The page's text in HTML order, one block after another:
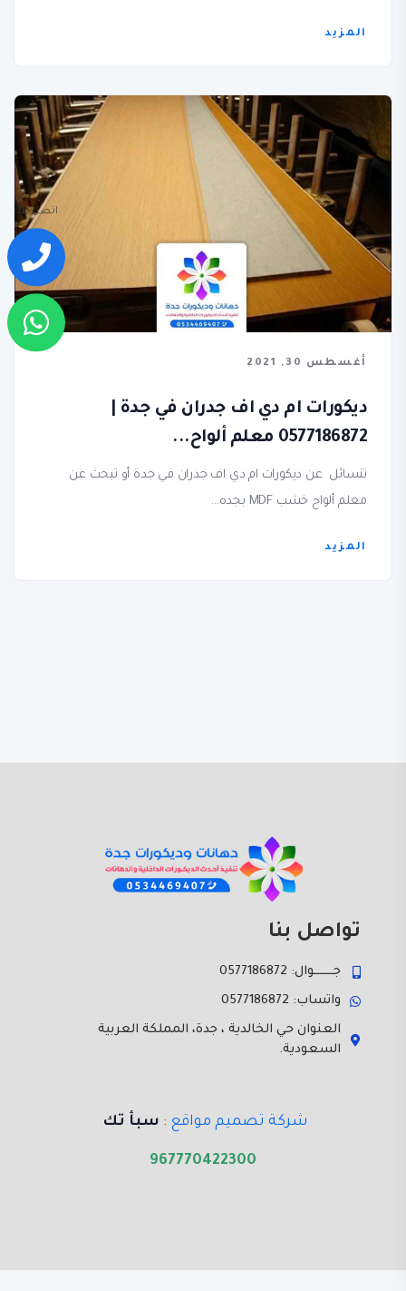
المزيد
أغسطس 30, 2021
ديكورات ام دي اف جدران في جدة |
0577186872 معلم ألواح...
تتسائل عن ديكورات ام دي اف جدران في جدة أو تبحث عن
معلم ألواح خشب MDF بجده...
المزيد
تواصل بنا
جـــــــوال: 0577186872
واتساب: 0577186872
العنوان حي الخالدية ، جدة، المملكة العربية
السعودية.
شركة تصميم مواقع:سبأ تك
967770422300
اتصل بنا